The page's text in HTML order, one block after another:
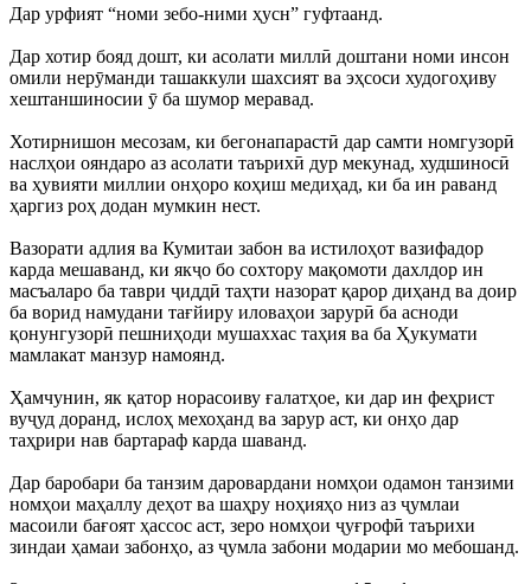
Дар урфият “номи зебо-ними ҳусн” гуфтаанд.
Дар хотир бояд дошт, ки асолати миллӣ доштани номи инсон
омили нерӯманди ташаккули шахсият ва эҳсоси худогоҳиву
хештаншиносии ӯ ба шумор меравад.
Хотирнишон месозам, ки бегонапарастӣ дар самти номгузорӣ
наслҳои ояндаро аз асолати таърихӣ дур мекунад, худшиносӣ
ва ҳувияти миллии онҳоро коҳиш медиҳад, ки ба ин раванд
ҳаргиз роҳ додан мумкин нест.
Вазорати адлия ва Кумитаи забон ва истилоҳот вазифадор
карда мешаванд, ки якҷо бо сохтору мақомоти дахлдор ин
масъаларо ба таври ҷиддӣ таҳти назорат қарор диҳанд ва доир
ба ворид намудани тағйиру иловаҳои зарурӣ ба асноди
қонунгузорӣ пешниҳоди мушаххас таҳия ва ба Ҳукумати
мамлакат манзур намоянд.
Ҳамчунин, як қатор норасоиву ғалатҳое, ки дар ин феҳрист
вуҷуд доранд, ислоҳ мехоҳанд ва зарур аст, ки онҳо дар
таҳрири нав бартараф карда шаванд.
Дар баробари ба танзим даровардани номҳои одамон танзими
номҳои маҳаллу деҳот ва шаҳру ноҳияҳо низ аз ҷумлаи
масоили бағоят ҳассос аст, зеро номҳои ҷуғрофӣ таърихи
зиндаи ҳамаи забонҳо, аз ҷумла забони модарии мо мебошанд.